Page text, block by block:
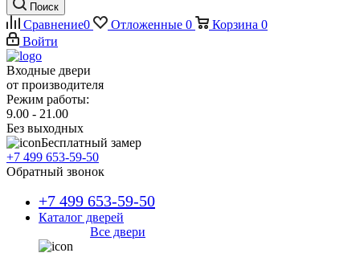
Поиск
Сравнение0 Отложенные 0 Корзина 0
Войти
Входные двери
от производителя
Режим работы:
9.00 - 21.00
Без выходных
Бесплатный замер
+7 499 653-59-50
Обратный звонок
+7 499 653-59-50
Каталог дверей
Все двери